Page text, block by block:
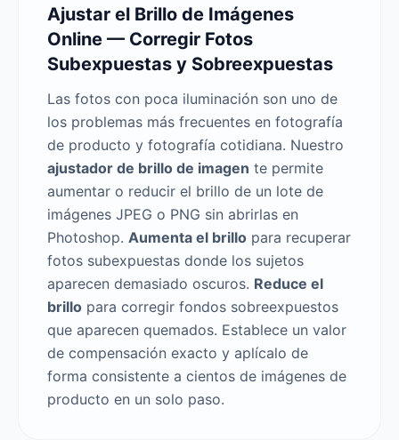
Ajustar el Brillo de Imágenes
Online — Corregir Fotos
Subexpuestas y Sobreexpuestas
Las fotos con poca iluminación son uno de
los problemas más frecuentes en fotografía
de producto y fotografía cotidiana. Nuestro
ajustador de brillo de imagen te permite
aumentar o reducir el brillo de un lote de
imágenes JPEG o PNG sin abrirlas en
Photoshop. Aumenta el brillo para recuperar
fotos subexpuestas donde los sujetos
aparecen demasiado oscuros. Reduce el
brillo para corregir fondos sobreexpuestos
que aparecen quemados. Establece un valor
de compensación exacto y aplícalo de
forma consistente a cientos de imágenes de
producto en un solo paso.